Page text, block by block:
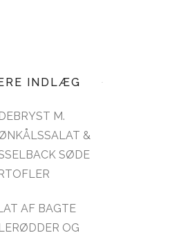
INDLÆG
M.
&
SØDE
AF BAGTE
OG